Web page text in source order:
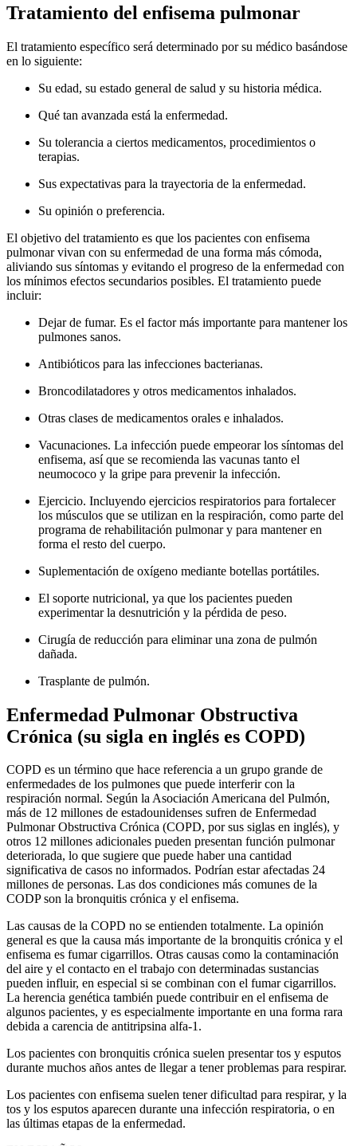
Tratamiento del enfisema pulmonar
El tratamiento específico será determinado por su médico basándose
en lo siguiente:
Su edad, su estado general de salud y su historia médica.
Qué tan avanzada está la enfermedad.
Su tolerancia a ciertos medicamentos, procedimientos o
terapias.
Sus expectativas para la trayectoria de la enfermedad.
Su opinión o preferencia.
El objetivo del tratamiento es que los pacientes con enfisema
pulmonar vivan con su enfermedad de una forma más cómoda,
aliviando sus síntomas y evitando el progreso de la enfermedad con
los mínimos efectos secundarios posibles. El tratamiento puede
incluir:
Dejar de fumar. Es el factor más importante para mantener los
pulmones sanos.
Antibióticos para las infecciones bacterianas.
Broncodilatadores y otros medicamentos inhalados.
Otras clases de medicamentos orales e inhalados.
Vacunaciones. La infección puede empeorar los síntomas del
enfisema, así que se recomienda las vacunas tanto el
neumococo y la gripe para prevenir la infección.
Ejercicio. Incluyendo ejercicios respiratorios para fortalecer
los músculos que se utilizan en la respiración, como parte del
programa de rehabilitación pulmonar y para mantener en
forma el resto del cuerpo.
Suplementación de oxígeno mediante botellas portátiles.
El soporte nutricional, ya que los pacientes pueden
experimentar la desnutrición y la pérdida de peso.
Cirugía de reducción para eliminar una zona de pulmón
dañada.
Trasplante de pulmón.
Enfermedad Pulmonar Obstructiva
Crónica (su sigla en inglés es COPD)
COPD es un término que hace referencia a un grupo grande de
enfermedades de los pulmones que puede interferir con la
respiración normal. Según la Asociación Americana del Pulmón,
más de 12 millones de estadounidenses sufren de Enfermedad
Pulmonar Obstructiva Crónica (COPD, por sus siglas en inglés), y
otros 12 millones adicionales pueden presentan función pulmonar
deteriorada, lo que sugiere que puede haber una cantidad
significativa de casos no informados. Podrían estar afectadas 24
millones de personas. Las dos condiciones más comunes de la
CODP son la bronquitis crónica y el enfisema.
Las causas de la COPD no se entienden totalmente. La opinión
general es que la causa más importante de la bronquitis crónica y el
enfisema es fumar cigarrillos. Otras causas como la contaminación
del aire y el contacto en el trabajo con determinadas sustancias
pueden influir, en especial si se combinan con el fumar cigarrillos.
La herencia genética también puede contribuir en el enfisema de
algunos pacientes, y es especialmente importante en una forma rara
debida a carencia de antitripsina alfa-1.
Los pacientes con bronquitis crónica suelen presentar tos y esputos
durante muchos años antes de llegar a tener problemas para respirar.
Los pacientes con enfisema suelen tener dificultad para respirar, y la
tos y los esputos aparecen durante una infección respiratoria, o en
las últimas etapas de la enfermedad.